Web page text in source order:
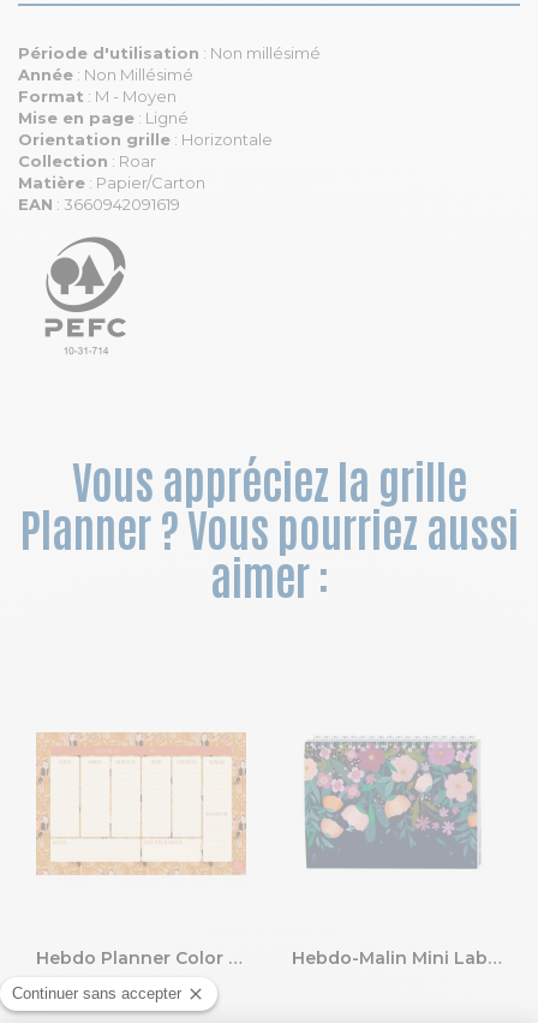
Période d'utilisation : Non millésimé
Année : Non Millésimé
Format : M - Moyen
Mise en page : Ligné
Orientation grille : Horizontale
Collection : Roar
Matière : Papier/Carton
EAN : 3660942091619
Vous appréciez la grille
Planner ? Vous pourriez aussi
aimer :
Hebdo Planner Color Design Toucan 26.5 x 18 cm. Hebdo-Malin Mini Labo 21 x 15 cm